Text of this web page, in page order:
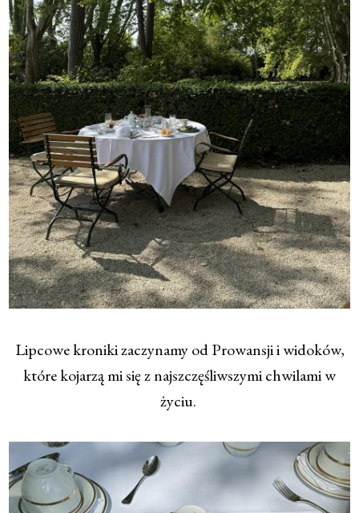
Lipcowe kroniki zaczynamy od Prowansji i widoków,
które kojarzą mi się z najszczęśliwszymi chwilami w
życiu.